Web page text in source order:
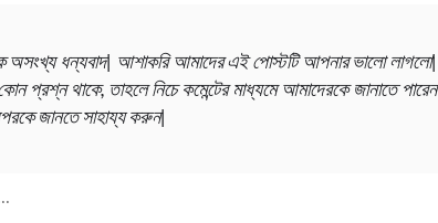
অসংখ্য ধন্যবাদ| আশাকরি আমাদের এই পোস্টটি আপনার ভালো লাগলো|
প্রশ্ন থাকে, তাহলে নিচে কমেন্টের মাধ্যমে আমাদেরকে জানাতে পারেন
জানতে সাহায্য করুন|